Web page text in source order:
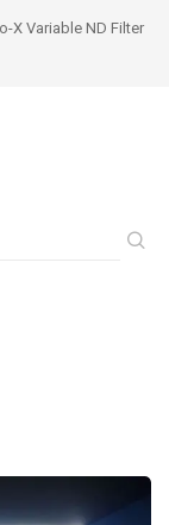
Tóm tắt đánh giá K&F